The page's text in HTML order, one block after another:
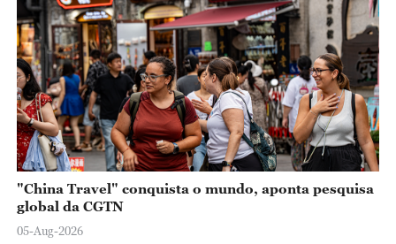
"China Travel" conquista o mundo, aponta pesquisa
global da CGTN
05-Aug-2026